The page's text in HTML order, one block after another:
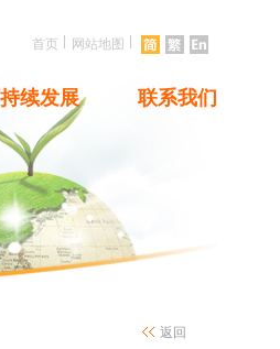
首页 网站地图
续发展 联系我们
返回